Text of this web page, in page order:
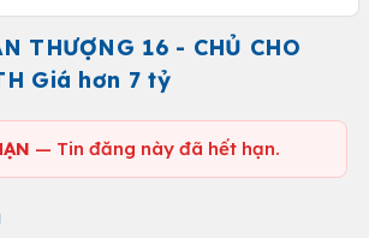
THƯỢNG 16 - CHỦ CHO
Giá hơn 7 tỷ
— Tin đăng này đã hết hạn.